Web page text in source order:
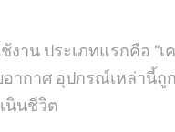
าน ประเภทแรกคือ “เ
อากาศ อุปกรณ์เหล่านี้ถู
นินชีวิต